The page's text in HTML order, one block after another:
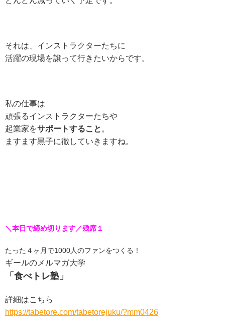
それは、インストラクターたちに
活躍の現場を譲って行きたいからです。
私の仕事は
頑張るインストラクターたちや
起業家をサポートすること 。
ますます黒子に徹していきますね。
＼本日で締め切ります／残席１
たった４ヶ月で1000人のファンをつくる！
ギールのメルマガ大学
「食べトレ塾」
詳細はこちら
https://tabetore.com/tabetorejuku/?mm0426